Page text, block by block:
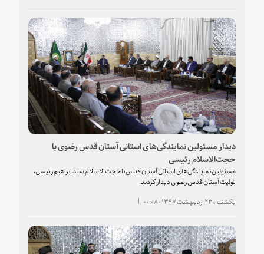
دیدار مسئولین نمایندگی‌های استانی آستان قدس رضوی با
حجت‌الاسلام رئیسی
مسئولین نمایندگی‌های استانی آستان قدس با حجت‌الاسلام سید ابراهیم رئیسی،
تولیت آستان قدس رضوی دیدار کردند.
یکشنبه، ۲۳ اردیبهشت ۱۳۹۷ - ۰۰:۰۸